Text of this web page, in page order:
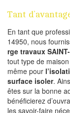
Tant
En tant que
14950, nous
rge travaux
tout type de
même pour
surface isoler.
êtes sur la bonne
bénéficierez
les savoir-faire